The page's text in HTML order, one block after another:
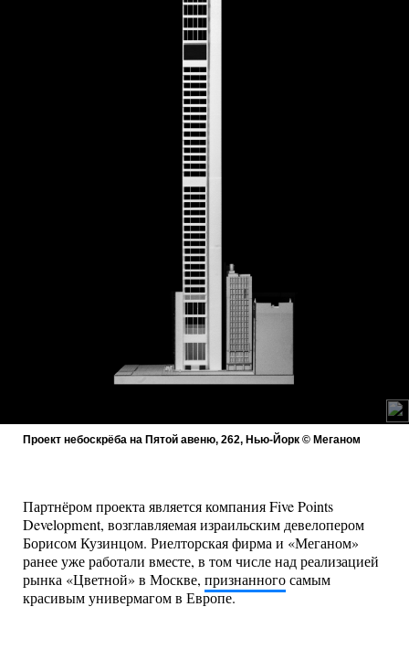
Проект небоскрёба на Пятой авеню, 262, Нью-Йорк © Меганом
Партнёром проекта является компания Five Points
Development, возглавляемая израильским девелопером
Борисом Кузинцом. Риелторская фирма и «Меганом»
ранее уже работали вместе, в том числе над реализацией
рынка «Цветной» в Москве, признанногосамым
красивым универмагом в Европе.